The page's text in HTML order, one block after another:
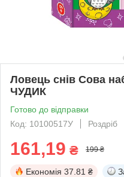
Ловець снів Сова
ЧУДИК
Готово до відправки
Код: 10100517У
Роздріб
161,19 ₴ 199 ₴
Економія 37.81 ₴